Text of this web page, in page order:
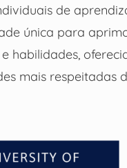
de
única para
habilidades,
mais respeitadas